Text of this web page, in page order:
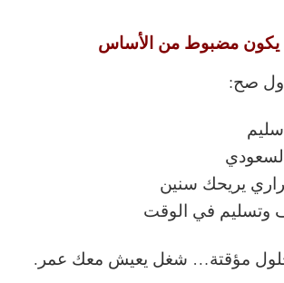
يكون مضبوط من الأساس
صح:
يريحك سنين
في الوقت
مؤقتة… شغل يعيش معك عمر .